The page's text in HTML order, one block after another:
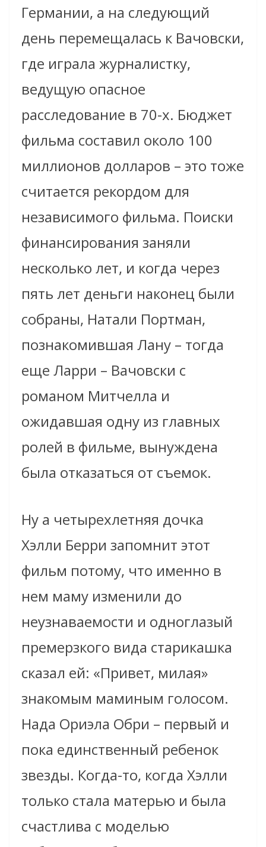
Германии, а на следующий
день перемещалась к Вачовски,
где играла журналистку,
ведущую опасное
расследование в 70-х. Бюджет
фильма составил около 100
миллионов долларов – это тоже
считается рекордом для
независимого фильма. Поиски
финансирования заняли
несколько лет, и когда через
пять лет деньги наконец были
собраны, Натали Портман,
познакомившая Лану – тогда
еще Ларри – Вачовски с
романом Митчелла и
ожидавшая одну из главных
ролей в фильме, вынуждена
была отказаться от съемок.
Ну а четырехлетняя дочка
Хэлли Берри запомнит этот
фильм потому, что именно в
нем маму изменили до
неузнаваемости и одноглазый
премерзкого вида старикашка
сказал ей: «Привет, милая»
знакомым маминым голосом.
Нада Ориэла Обри – первый и
пока единственный ребенок
звезды. Когда-то, когда Хэлли
только стала матерью и была
счастлива с моделью